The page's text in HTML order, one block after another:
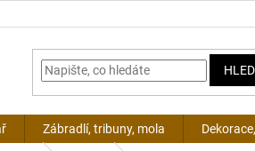
Zábradlí, tribuny, mola